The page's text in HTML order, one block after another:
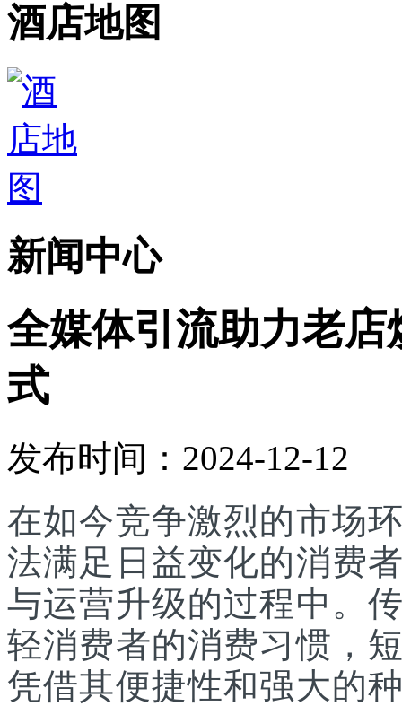
酒店地图
新闻中心
全媒体引流助力老
式
发布时间：2024-12-12
在如今竞争激烈的市场
法满足日益变化的消费
与运营升级的过程中。
轻消费者的消费习惯，
凭借其便捷性和强大的